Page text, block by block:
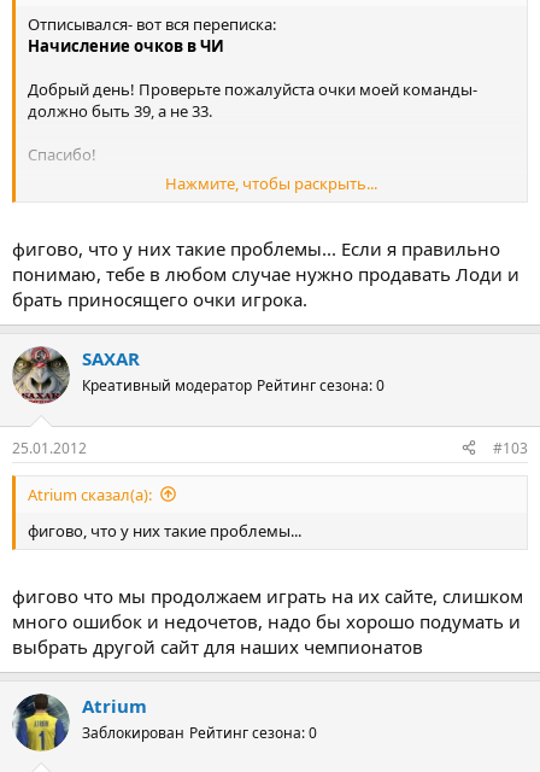
Отписывался- вот вся переписка:
Начисление очков в ЧИ
Добрый день! Проверьте пожалуйста очки моей команды-
должно быть 39, а не 33.
Спасибо!
Капитульский: У вас Лоди. Посмотрите чуть ниже – там
рассказывается про баг. Баг этот, собственно, один на всех,
поэтому когда он будет исправлен, то все сразу станет хорошо
– кстати, даже в тех случаях, о которых мы не узнали.
А вот еще одно:
Катания-Рома
Результат проверили – пришло уже достаточно времени после
вашего сообщения, в моей команде количество очков не
изменилось (первый запасной в зачет не пошел)
Ответ:
нас есть понимание его логики. Значит, вылечим – причем не
только вас, но и ряд старых команд
Например, если пользователь Listopad постоянно мониторит
конференцию, то было бы неплохо еще раз получить ссылку
на тур с багом. Если нет – сами найдем
____________________________________________________________
в общем пока тянут резину...
Нажмите, чтобы раскрыть...
фигово, что у них такие проблемы... Если я правильно
понимаю, тебе в любом случае нужно продавать Лоди и
брать приносящего очки игрока.
SAXAR
Креативный модератор Рейтинг сезона: 0
25.01.2012 #103
Atrium сказал(а):
фигово, что у них такие проблемы...
фигово что мы продолжаем играть на их сайте, слишком
много ошибок и недочетов, надо бы хорошо подумать и
выбрать другой сайт для наших чемпионатов
Atrium
Заблокирован Рейтинг сезона: 0